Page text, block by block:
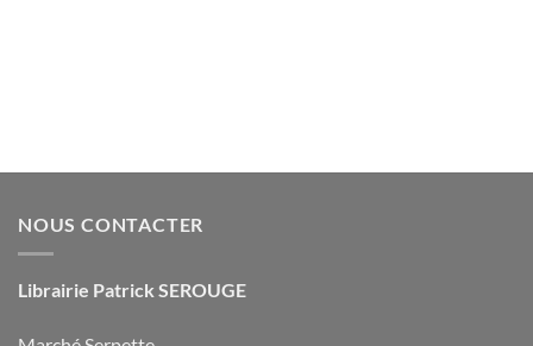
NOUS CONTACTER
Librairie Patrick SEROUGE